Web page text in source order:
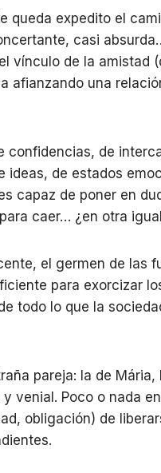
queda expedito el
casi
vínculo de la amistad
afianzando una
confidencias, de
de estados
capaz de poner en
caer… ¿en otra
el germen de las
para exorcizar
todo lo que la
pareja: la de Mária,
venial. Poco o nada
obligación) de